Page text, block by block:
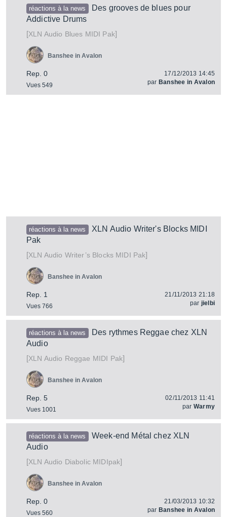
réactions à la news
Des grooves de blues pour
Addictive Drums
[XLN Audio Blues MIDI Pak]
Rep. 0
Vues 549
Banshee in Avalon
17/12/2013 14:45
par Banshee in Avalon
réactions à la news
XLN Audio Writer's Blocks MIDI
Pak
[XLN Audio Writer’s Blocks MIDI Pak]
Rep. 1
Vues 766
Banshee in Avalon
21/11/2013 21:18
par jielbi
réactions à la news
Des rythmes Reggae chez XLN
Audio
[XLN Audio Reggae MIDI Pak]
Rep. 5
Vues 1001
Banshee in Avalon
02/11/2013 11:41
par Warmy
réactions à la news
Week-end Métal chez XLN
Audio
[XLN Audio Diabolic MIDIpak]
Rep. 0
Vues 560
Banshee in Avalon
21/03/2013 10:32
par Banshee in Avalon